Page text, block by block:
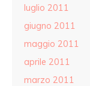
luglio 2011
giugno 2011
maggio 2011
aprile 2011
marzo 2011